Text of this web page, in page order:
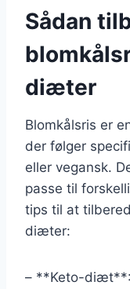
Sådan
diæter
Blomkålsris er
der følger
eller vegansk.
passe til
tips til at
diæter:
– **Keto-diæt**: